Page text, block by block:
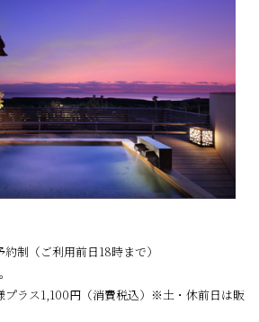
制（ご利用前日18時まで）
プラス1,100円（消費税込）※土・休前日は販